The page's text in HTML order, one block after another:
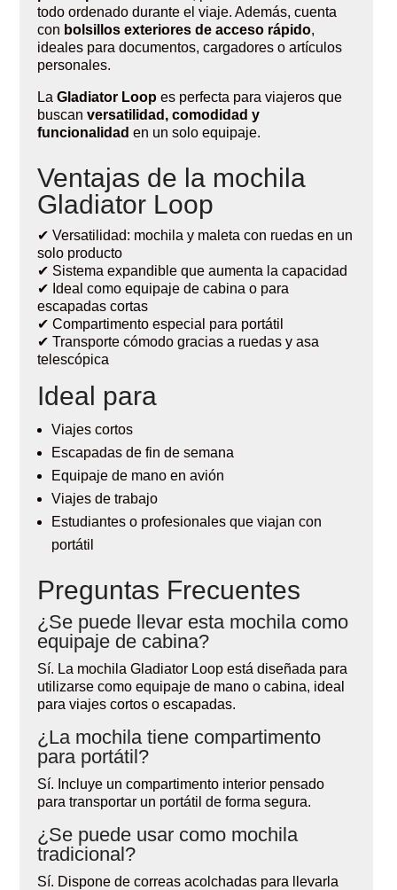
todo ordenado durante el viaje. Además, cuenta
con bolsillos exteriores de acceso rápido,
ideales para documentos, cargadores o artículos
personales.
LaGladiator Loop es perfecta para viajeros que
buscanversatilidad, comodidad y
funcionalidad en un solo equipaje.
Ventajas de la mochila
Gladiator Loop
✔ Versatilidad: mochila y maleta con ruedas en un
solo producto
✔ Sistema expandible que aumenta la capacidad
✔ Ideal como equipaje de cabina o para
escapadas cortas
✔ Compartimento especial para portátil
✔ Transporte cómodo gracias a ruedas y asa
telescópica
Ideal para
Viajes cortos
Escapadas de fin de semana
Equipaje de mano en avión
Viajes de trabajo
Estudiantes o profesionales que viajan con
portátil
Preguntas Frecuentes
¿Se puede llevar esta mochila como
equipaje de cabina?
Sí. La mochila Gladiator Loop está diseñada para
utilizarse como equipaje de mano o cabina, ideal
para viajes cortos o escapadas.
¿La mochila tiene compartimento
para portátil?
Sí. Incluye un compartimento interior pensado
para transportar un portátil de forma segura.
¿Se puede usar como mochila
tradicional?
Sí. Dispone de correas acolchadas para llevarla